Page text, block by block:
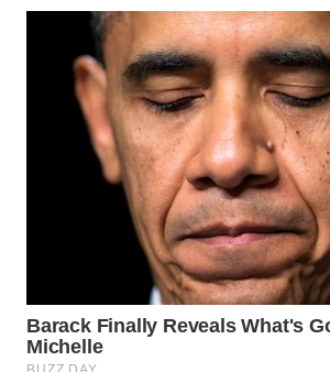
WN
BINTAN
WN